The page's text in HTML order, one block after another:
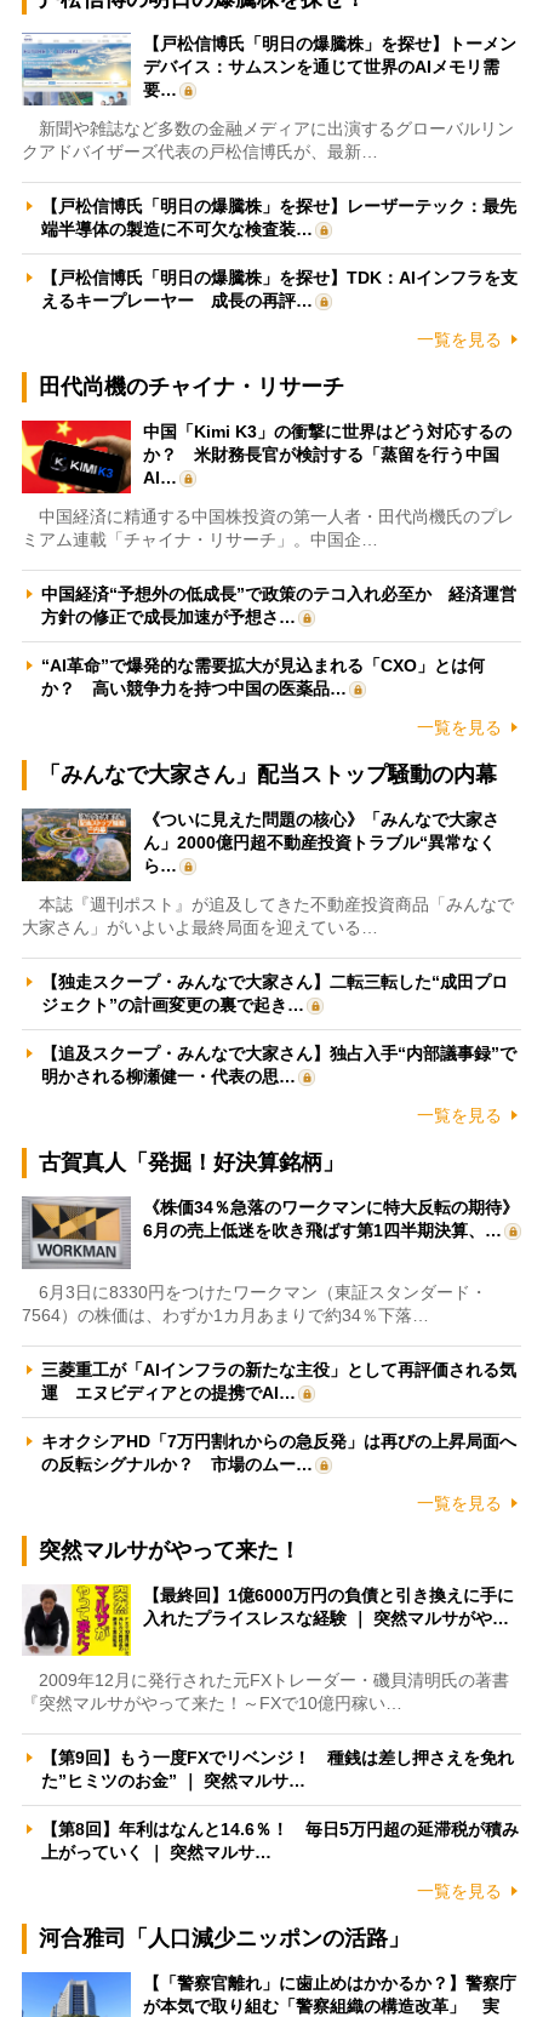
【戸松信博氏「明日の爆騰株」を探せ】トーメン
デバイス：サムスンを通じて世界のAIメモリ需
要…
新聞や雑誌など多数の金融メディアに出演するグローバルリン
クアドバイザーズ代表の戸松信博氏が、最新…
【戸松信博氏「明日の爆騰株」を探せ】レーザーテック：最先
端半導体の製造に不可欠な検査装…
【戸松信博氏「明日の爆騰株」を探せ】TDK：AIインフラを支
えるキープレーヤー 成長の再評…
一覧を見る
田代尚機のチャイナ・リサーチ
中国「Kimi K3」の衝撃に世界はどう対応するの
か？ 米財務長官が検討する「蒸留を行う中国
AI…
中国経済に精通する中国株投資の第一人者・田代尚機氏のプレ
ミアム連載「チャイナ・リサーチ」。中国企…
中国経済“予想外の低成長”で政策のテコ入れ必至か 経済運営
方針の修正で成長加速が予想さ…
“AI革命”で爆発的な需要拡大が見込まれる「CXO」とは何
か？ 高い競争力を持つ中国の医薬品…
一覧を見る
「みんなで大家さん」配当ストップ騒動の内幕
《ついに見えた問題の核心》「みんなで大家さ
ん」2000億円超不動産投資トラブル“異常なく
ら…
本誌『週刊ポスト』が追及してきた不動産投資商品「みんなで
大家さん」がいよいよ最終局面を迎えている…
【独走スクープ・みんなで大家さん】二転三転した“成田プロ
ジェクト”の計画変更の裏で起き…
【追及スクープ・みんなで大家さん】独占入手“内部議事録”で
明かされる柳瀬健一・代表の思…
一覧を見る
古賀真人「発掘！好決算銘柄」
《株価34％急落のワークマンに特大反転の期待》
6月の売上低迷を吹き飛ばす第1四半期決算、…
6月3日に8330円をつけたワークマン（東証スタンダード・
7564）の株価は、わずか1カ月あまりで約34％下落…
三菱重工が「AIインフラの新たな主役」として再評価される気
運 エヌビディアとの提携でAI…
キオクシアHD「7万円割れからの急反発」は再びの上昇局面へ
の反転シグナルか？ 市場のムー…
一覧を見る
突然マルサがやって来た！
【最終回】1億6000万円の負債と引き換えに手に
入れたプライスレスな経験 ｜ 突然マルサがや…
2009年12月に発行された元FXトレーダー・磯貝清明氏の著書
『突然マルサがやって来た！～FXで10億円稼い…
【第9回】もう一度FXでリベンジ！ 種銭は差し押さえを免れ
た”ヒミツのお金” ｜ 突然マルサ…
【第8回】年利はなんと14.6％！ 毎日5万円超の延滞税が積み
上がっていく ｜ 突然マルサ…
一覧を見る
河合雅司「人口減少ニッポンの活路」
【「警察官離れ」に歯止めはかかるか？】警察庁
が本気で取り組む「警察組織の構造改革」 実